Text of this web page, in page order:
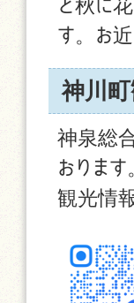
と秋に
す。お
神川
神泉総
おります
観光情